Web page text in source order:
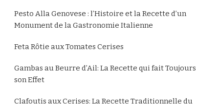
Pesto Alla Genovese : l’Histoire et la Recette d’un
Monument de la Gastronomie Italienne
Feta Rôtie aux Tomates Cerises
Gambas au Beurre d’Ail: La Recette qui fait Toujours
son Effet
Clafoutis aux Cerises: La Recette Traditionnelle du